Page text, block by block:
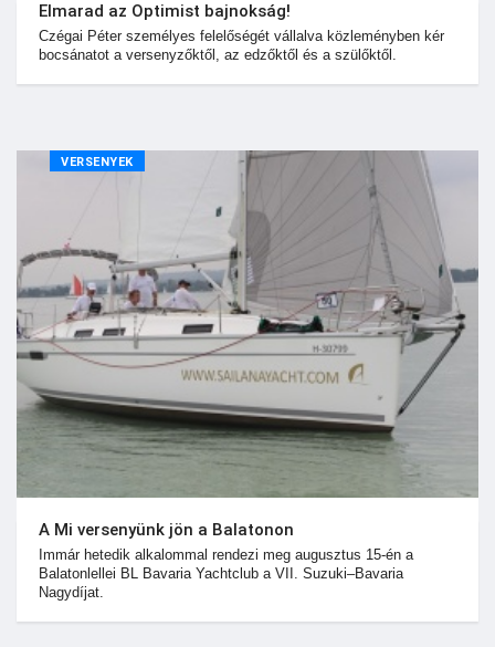
Elmarad az Optimist bajnokság!
Czégai Péter személyes felelőségét vállalva közleményben kér
bocsánatot a versenyzőktől, az edzőktől és a szülőktől.
VERSENYEK
A Mi versenyünk jön a Balatonon
Immár hetedik alkalommal rendezi meg augusztus 15-én a
Balatonlellei BL Bavaria Yachtclub a VII. Suzuki–Bavaria
Nagydíjat.